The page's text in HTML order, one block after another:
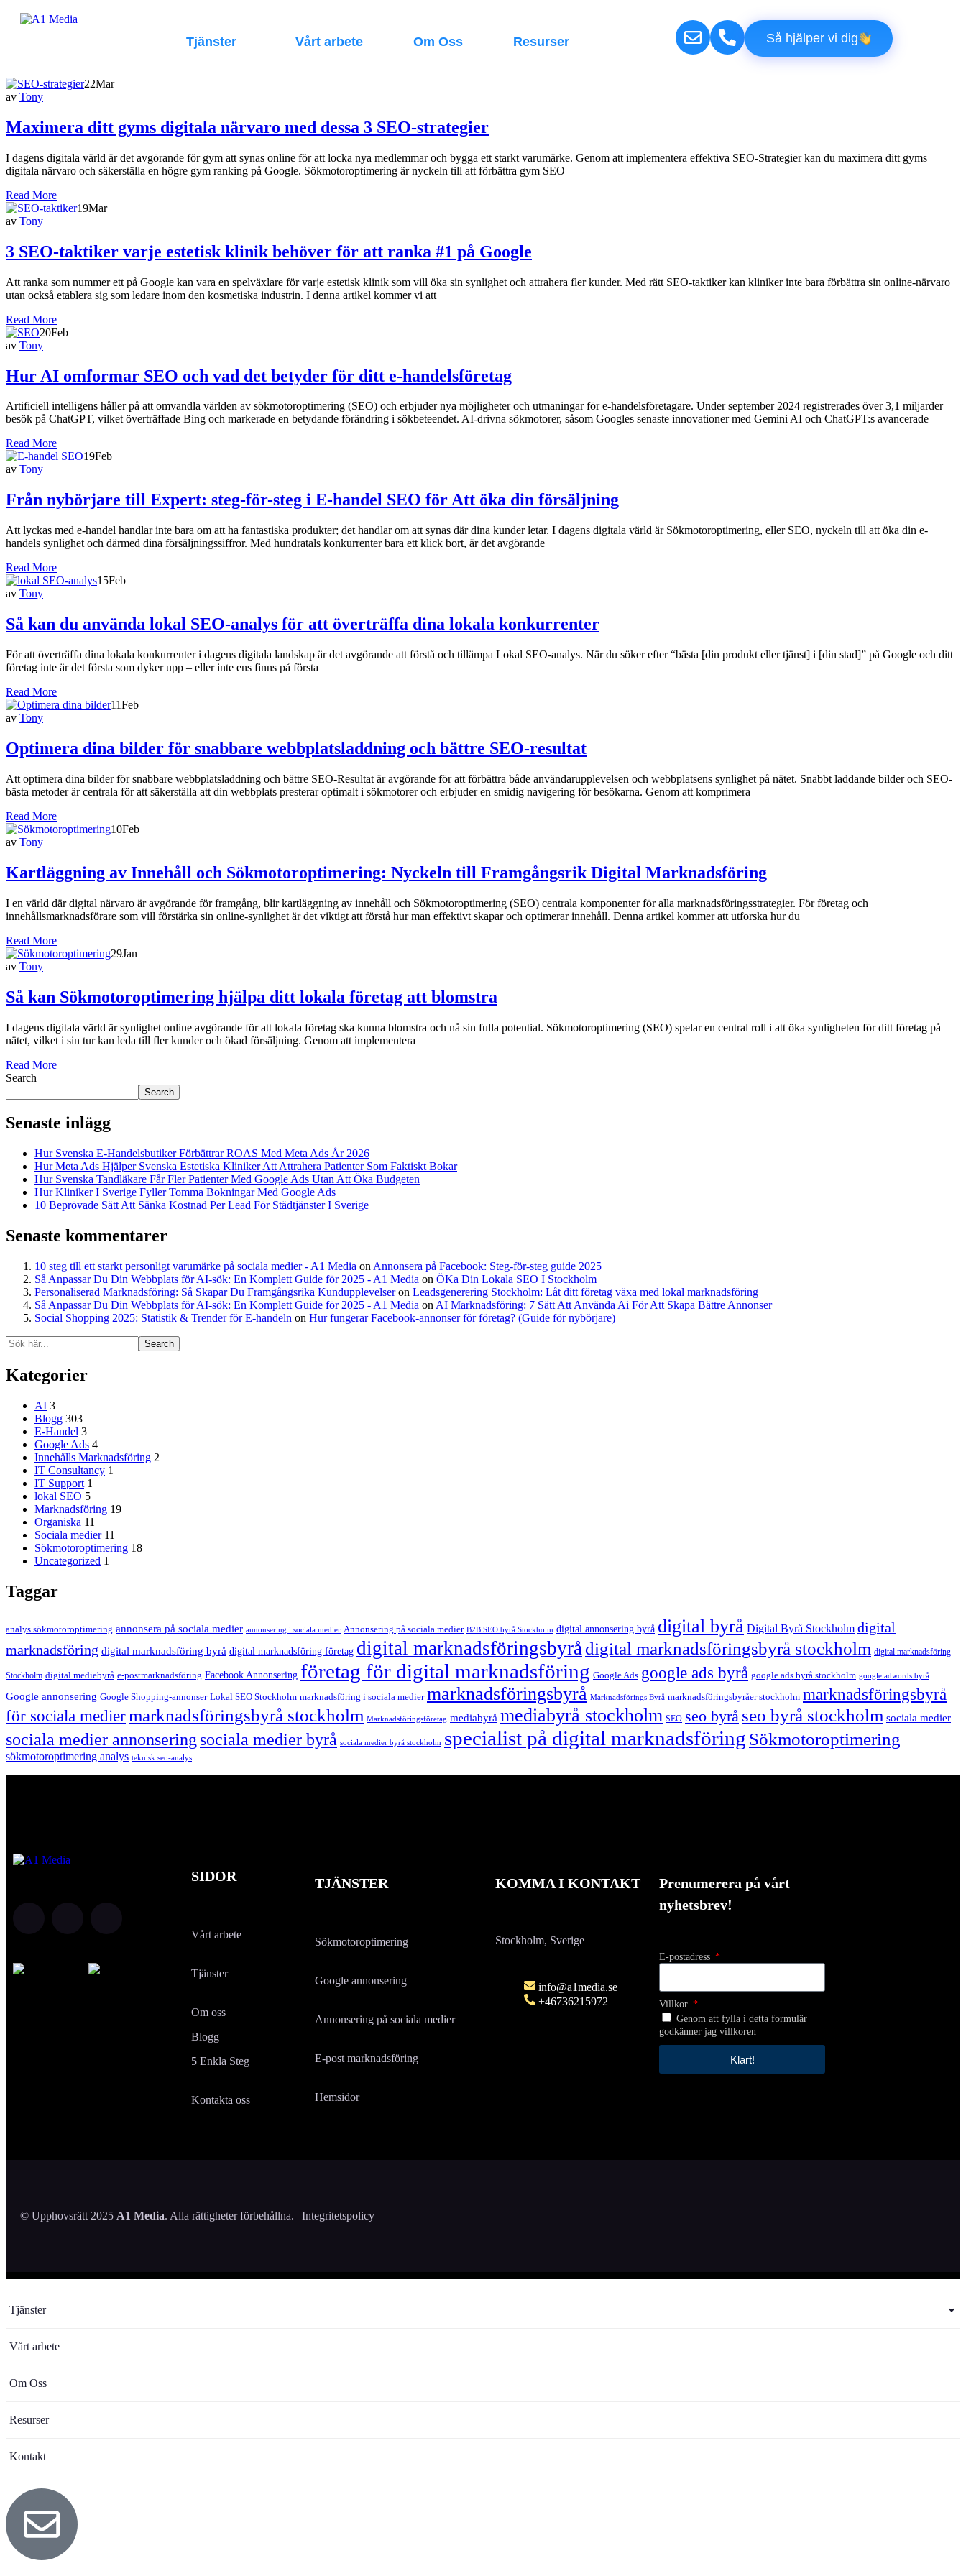
Tjänster Vårt arbete Om Oss Resurser Så hjälper vi dig
22Mar
av Tony
Maximera ditt gyms digitala närvaro med dessa 3 SEO-strategier
I dagens digitala värld är det avgörande för gym att synas online för att locka nya medlemmar och bygga ett starkt varumärke. Genom att implementera effektiva SEO-Strategier kan du maximera ditt gyms
digitala närvaro och säkerställa en högre gym ranking på Google. Sökmotoroptimering är nyckeln till att förbättra gym SEO
Read More
19Mar
av Tony
3 SEO-taktiker varje estetisk klinik behöver för att ranka #1 på Google
Att ranka som nummer ett på Google kan vara en spelväxlare för varje estetisk klinik som vill öka sin synlighet och attrahera fler kunder. Med rätt SEO-taktiker kan kliniker inte bara förbättra sin online-närvaro
utan också etablera sig som ledare inom den kosmetiska industrin. I denna artikel kommer vi att
Read More
20Feb
av Tony
Hur AI omformar SEO och vad det betyder för ditt e-handelsföretag
Artificiell intelligens håller på att omvandla världen av sökmotoroptimering (SEO) och erbjuder nya möjligheter och utmaningar för e-handelsföretagare. Under september 2024 registrerades över 3,1 miljarder
besök på ChatGPT, vilket överträffade Bing och markerade en betydande förändring i sökbeteendet. AI-drivna sökmotorer, såsom Googles senaste innovationer med Gemini AI och ChatGPT:s avancerade
Read More
19Feb
av Tony
Från nybörjare till Expert: steg-för-steg i E-handel SEO för Att öka din försäljning
Att lyckas med e-handel handlar inte bara om att ha fantastiska produkter; det handlar om att synas där dina kunder letar. I dagens digitala värld är Sökmotoroptimering, eller SEO, nyckeln till att öka din e-
handels synlighet och därmed dina försäljningssiffror. Med hundratals konkurrenter bara ett klick bort, är det avgörande
Read More
15Feb
av Tony
Så kan du använda lokal SEO-analys för att överträffa dina lokala konkurrenter
För att överträffa dina lokala konkurrenter i dagens digitala landskap är det avgörande att förstå och tillämpa Lokal SEO-analys. När du söker efter “bästa [din produkt eller tjänst] i [din stad]” på Google och ditt
företag inte är det första som dyker upp – eller inte ens finns på första
Read More
11Feb
av Tony
Optimera dina bilder för snabbare webbplatsladdning och bättre SEO-resultat
Att optimera dina bilder för snabbare webbplatsladdning och bättre SEO-Resultat är avgörande för att förbättra både användarupplevelsen och webbplatsens synlighet på nätet. Snabbt laddande bilder och SEO-
bästa metoder är centrala för att säkerställa att din webbplats presterar optimalt i sökmotorer och erbjuder en smidig navigering för besökarna. Genom att komprimera
Read More
10Feb
av Tony
Kartläggning av Innehåll och Sökmotoroptimering: Nyckeln till Framgångsrik Digital Marknadsföring
I en värld där digital närvaro är avgörande för framgång, blir kartläggning av innehåll och Sökmotoroptimering (SEO) centrala komponenter för alla marknadsföringsstrategier. För företag och
innehållsmarknadsförare som vill förstärka sin online-synlighet är det viktigt att förstå hur man effektivt skapar och optimerar innehåll. Denna artikel kommer att utforska hur du
Read More
29Jan
av Tony
Så kan Sökmotoroptimering hjälpa ditt lokala företag att blomstra
I dagens digitala värld är synlighet online avgörande för att lokala företag ska kunna blomstra och nå sin fulla potential. Sökmotoroptimering (SEO) spelar en central roll i att öka synligheten för ditt företag på
nätet, vilket i sin tur kan leda till fler kunder och ökad försäljning. Genom att implementera
Read More
Search
Search
Senaste inlägg
Hur Svenska E-Handelsbutiker Förbättrar ROAS Med Meta Ads År 2026
Hur Meta Ads Hjälper Svenska Estetiska Kliniker Att Attrahera Patienter Som Faktiskt Bokar
Hur Svenska Tandläkare Får Fler Patienter Med Google Ads Utan Att Öka Budgeten
Hur Kliniker I Sverige Fyller Tomma Bokningar Med Google Ads
10 Beprövade Sätt Att Sänka Kostnad Per Lead För Städtjänster I Sverige
Senaste kommentarer
10 steg till ett starkt personligt varumärke på sociala medier - A1 Media on Annonsera på Facebook: Steg-för-steg guide 2025
Så Anpassar Du Din Webbplats för AI-sök: En Komplett Guide för 2025 - A1 Media on ÖKa Din Lokala SEO I Stockholm
Personaliserad Marknadsföring: Så Skapar Du Framgångsrika Kundupplevelseron Leadsgenerering Stockholm: Låt ditt företag växa med lokal marknadsföring
Så Anpassar Du Din Webbplats för AI-sök: En Komplett Guide för 2025 - A1 Media on AI Marknadsföring: 7 Sätt Att Använda Ai För Att Skapa Bättre Annonser
Social Shopping 2025: Statistik & Trender för E-handeln on Hur fungerar Facebook-annonser för företag? (Guide för nybörjare)
Search
Kategorier
AI 3
Blogg 303
E-Handel 3
Google Ads 4
Innehålls Marknadsföring 2
IT Consultancy 1
IT Support 1
lokal SEO 5
Marknadsföring 19
Organiska 11
Sociala medier 11
Sökmotoroptimering 18
Uncategorized 1
Taggar
analys sökmotoroptimering annonsera på sociala medier annonsering i sociala medier Annonsering på sociala medier B2B SEO byrå Stockholm digital annonsering byrå digital byrå Digital Byrå Stockholm digital
marknadsföring digital marknadsföring byrå digital marknadsföring företag digital marknadsföringsbyrå digital marknadsföringsbyrå stockholm digital marknadsföring
Stockholm digital mediebyrå e-postmarknadsföring Facebook Annonsering företag för digital marknadsföring Google Ads google ads byrå google ads byrå stockholm google adwords byrå
Google annonsering Google Shopping-annonser Lokal SEO Stockholm marknadsföring i sociala medier marknadsföringsbyrå Marknadsförings Byrå marknadsföringsbyråer stockholm marknadsföringsbyrå
för sociala mediermarknadsföringsbyrå stockholm Marknadsföringsföretag mediabyrå mediabyrå stockholm SEO seo byrå seo byrå stockholm sociala medier
sociala medier annonsering sociala medier byrå sociala medier byrå stockholm specialist på digital marknadsföring Sökmotoroptimering
sökmotoroptimering analys teknisk seo-analys
SIDOR
Vårt arbete
Tjänster
Om oss
Blogg
5 Enkla Steg
Kontakta oss
TJÄNSTER
Sökmotoroptimering
Google annonsering
Annonsering på sociala medier
E-post marknadsföring
Hemsidor
KOMMA I KONTAKT
Stockholm, Sverige
info@a1media.se
+46736215972
Prenumerera på vårt
nyhetsbrev!
E-postadress
Villkor
Genom att fylla i detta formulär
godkänner jag villkoren
Klart!
© Upphovsrätt 2025 A1 Media. Alla rättigheter förbehållna. | Integritetspolicy
Tjänster
Vårt arbete
Om Oss
Resurser
Kontakt